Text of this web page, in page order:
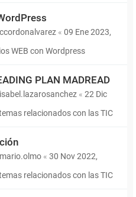
ccordonalvarez « 09 Ene 2023,
WEB con Wordpress
PLAN MADREAD
isabel.lazarosanchez « 22 Dic
relacionados con las TIC
mario.olmo « 30 Nov 2022,
relacionados con las TIC